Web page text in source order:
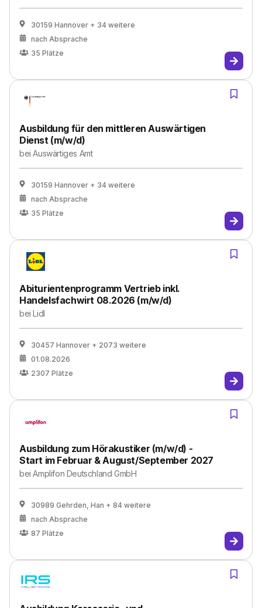
30159 Hannover + 34 weitere
nach Absprache
35 Plätze
Ausbildung für den mittleren Auswärtigen
Dienst (m/w/d)
beiAuswärtiges Amt
30159 Hannover + 34 weitere
nach Absprache
35 Plätze
Abiturientenprogramm Vertrieb inkl.
Handelsfachwirt 08.2026 (m/w/d)
beiLidl
30457 Hannover + 2073 weitere
01.08.2026
2307 Plätze
Ausbildung zum Hörakustiker (m/w/d) -
Start im Februar & August/September 2027
beiAmplifon Deutschland GmbH
30989 Gehrden, Han + 84 weitere
nach Absprache
87 Plätze